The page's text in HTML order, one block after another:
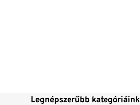
Legnépszerűbb kategóriáink